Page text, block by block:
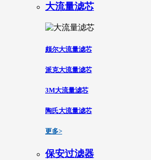
大流量滤芯
颇尔大流量滤芯
派克大流量滤芯
3M大流量滤芯
陶氏大流量滤芯
更多>
保安过滤器